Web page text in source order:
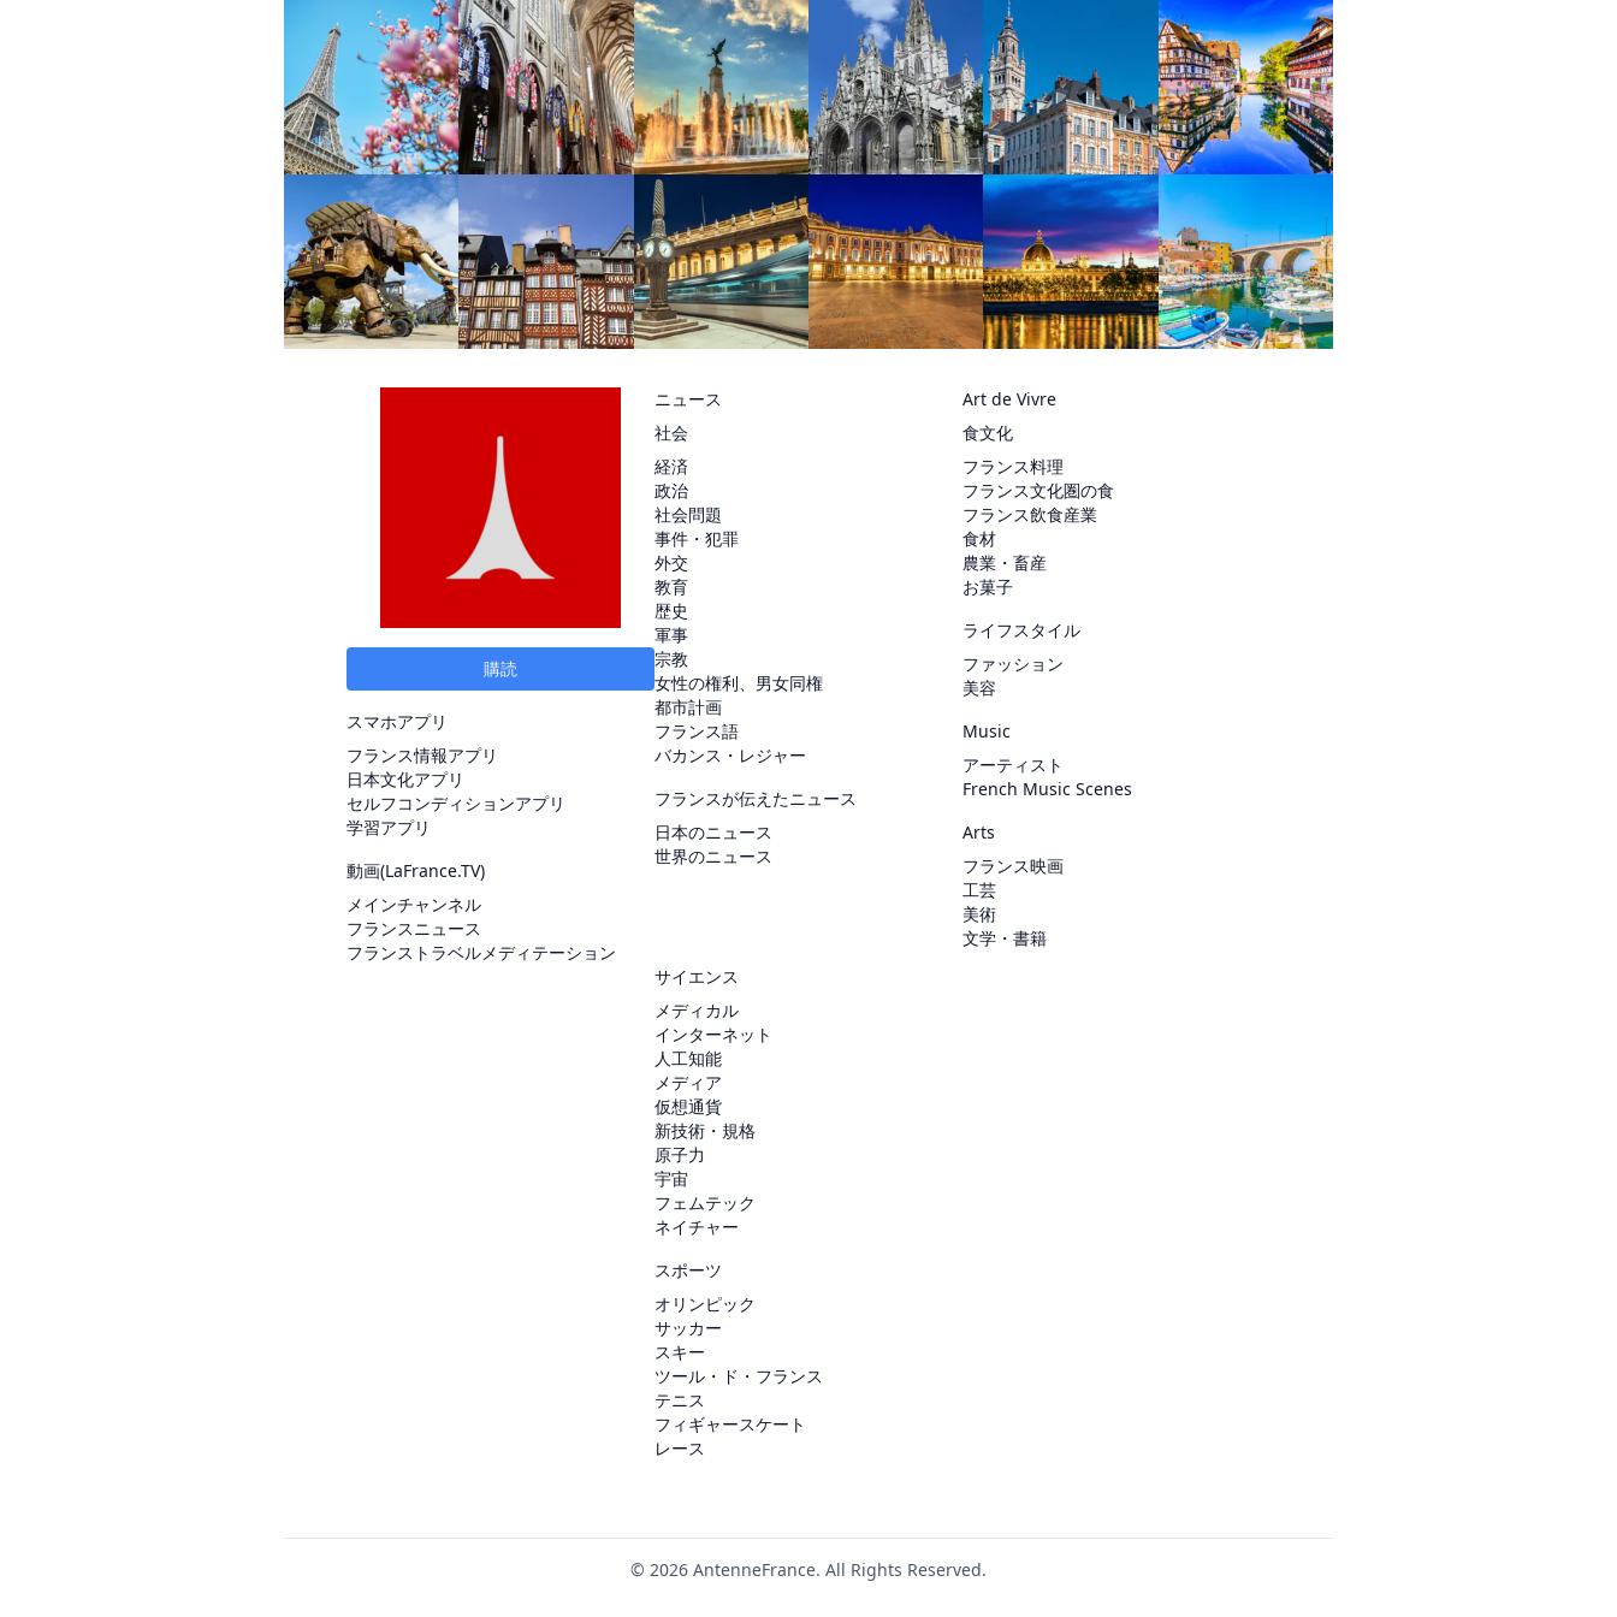
購読
スマホアプリ
フランス情報アプリ
日本文化アプリ
セルフコンディションアプリ
学習アプリ
動画(LaFrance.TV)
メインチャンネル
フランスニュース
フランストラベルメディテーション
ニュース
社会
経済
政治
社会問題
事件・犯罪
外交
教育
歴史
軍事
宗教
女性の権利、男女同権
都市計画
フランス語
バカンス・レジャー
フランスが伝えたニュース
日本のニュース
世界のニュース
Art de Vivre
食文化
フランス料理
フランス文化圏の食
フランス飲食産業
食材
農業・畜産
お菓子
ライフスタイル
ファッション
美容
Music
アーティスト
French Music Scenes
Arts
フランス映画
工芸
美術
文学・書籍
サイエンス
メディカル
インターネット
人工知能
メディア
仮想通貨
新技術・規格
原子力
宇宙
フェムテック
ネイチャー
スポーツ
オリンピック
サッカー
スキー
ツール・ド・フランス
テニス
フィギャースケート
レース
© 2026 AntenneFrance. All Rights Reserved.